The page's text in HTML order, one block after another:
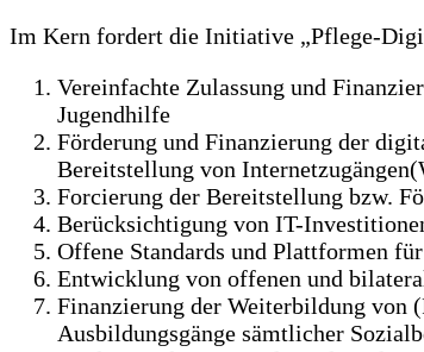
Im Kern fordert die Initiative „Pflege-
Vereinfachte Zulassung und
Jugendhilfe
Förderung und Finanzierung der
Bereitstellung von
Forcierung der Bereitstellung bzw.
Berücksichtigung von IT-
Offene Standards und Plattformen
Entwicklung von offenen und
Finanzierung der Weiterbildung
Ausbildungsgänge sämtlicher